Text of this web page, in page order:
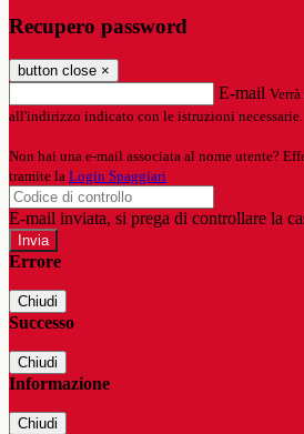
Recupero password
button close ×
E-mail
all'indirizzo indicato con le istruzioni necessarie.
Non hai una e-mail associata al nome utente?
tramite la Login Spaggiari
E-mail inviata, si prega di controllare la
Errore
Chiudi
Successo
Chiudi
Informazione
Chiudi